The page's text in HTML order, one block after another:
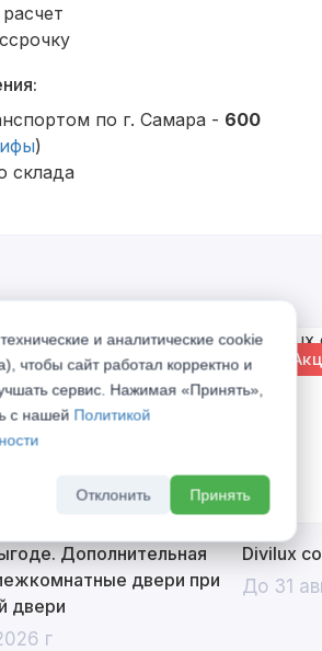
по г. Самара - 600
)
склада
Дополнительная
двери при
двери
г
%
Divilux
До 31
и аналитические cookie
чтобы сайт работал корректно и
сервис. Нажимая «Принять»,
с нашей Политикой
Отклонить Принять